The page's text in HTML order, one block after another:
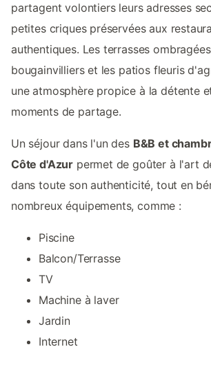
partagent volontiers leurs adresses
petites criques préservées aux
authentiques. Les terrasses
bougainvilliers et les patios fleuris
une atmosphère propice à la détente
moments de partage.
Un séjour dans l'un des B&B et
Côte d'Azur permet de goûter à l'art
dans toute son authenticité, tout en
nombreux équipements, comme :
Piscine
Balcon/Terrasse
TV
Machine à laver
Jardin
Internet